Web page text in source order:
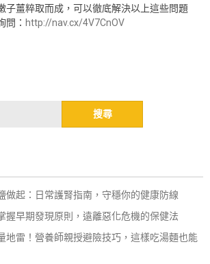
子薑粹取而成，可以徹底解決以上這些問題
問： http://nav.cx/4V7CnOV
做起：日常護腎指南，守穩你的健康防線
握早期發現原則，遠離惡化危機的保健法
地雷！營養師親授避險技巧，這樣吃湯麵也能